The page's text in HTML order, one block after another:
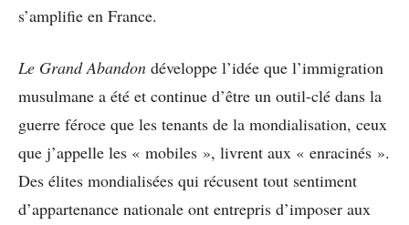
s’amplifie en France.
Le Grand Abandon développe l’idée que l’immigration
musulmane a été et continue d’être un outil-clé dans la
guerre féroce que les tenants de la mondialisation, ceux
que j’appelle les « mobiles », livrent aux « enracinés ».
Des élites mondialisées qui récusent tout sentiment
d’appartenance nationale ont entrepris d’imposer aux